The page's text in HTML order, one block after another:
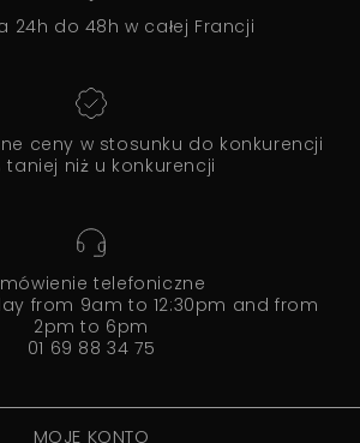
24h do 48h w całej Francji
ceny w stosunku do konkurencji
taniej niż u konkurencji
telefoniczne
from 9am to 12:30pm and from
2pm to 6pm
01 69 88 34 75
MOJE KONTO